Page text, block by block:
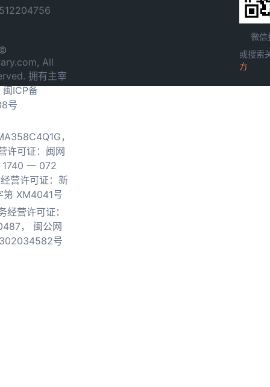
All
拥有主宰
闽ICP备
号
，
许可证：闽网
一 072
营许可证：新
第 XM4041号
经营许可证：
，
闽公网
号
微信
或搜索
方